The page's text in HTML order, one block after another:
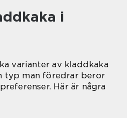
i
varianter av kladdkaka
typ man föredrar beror
Här är några